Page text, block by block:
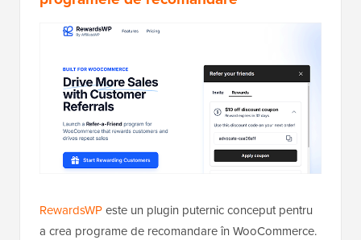
RewardsWPeste un plugin puternic conceput pentru
a crea programe de recomandare în WooCommerce.